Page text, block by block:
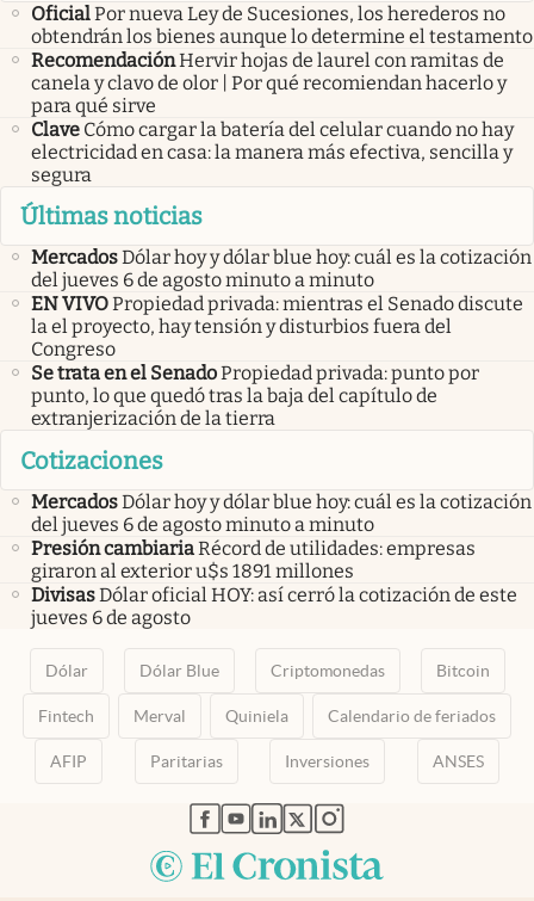
OficialPor nueva Ley de Sucesiones, los herederos no
obtendrán los bienes aunque lo determine el testamento
RecomendaciónHervir hojas de laurel con ramitas de
canela y clavo de olor | Por qué recomiendan hacerlo y
para qué sirve
Clave Cómo cargar la batería del celular cuando no hay
electricidad en casa: la manera más efectiva, sencilla y
segura
Últimas noticias
MercadosDólar hoy y dólar blue hoy: cuál es la cotización
del jueves 6 de agosto minuto a minuto
EN VIVOPropiedad privada: mientras el Senado discute
la el proyecto, hay tensión y disturbios fuera del
Congreso
Se trata en el SenadoPropiedad privada: punto por
punto, lo que quedó tras la baja del capítulo de
extranjerización de la tierra
Cotizaciones
MercadosDólar hoy y dólar blue hoy: cuál es la cotización
del jueves 6 de agosto minuto a minuto
Presión cambiariaRécord de utilidades: empresas
giraron al exterior u$s 1891 millones
DivisasDólar oficial HOY: así cerró la cotización de este
jueves 6 de agosto
Dólar Dólar Blue Criptomonedas Bitcoin
Fintech Merval Quiniela Calendario de feriados
AFIP Paritarias Inversiones ANSES
abre en nueva pestaña
abre en nueva pestaña
abre en nueva pestaña
abre en nueva pestaña
abre en nueva pestaña